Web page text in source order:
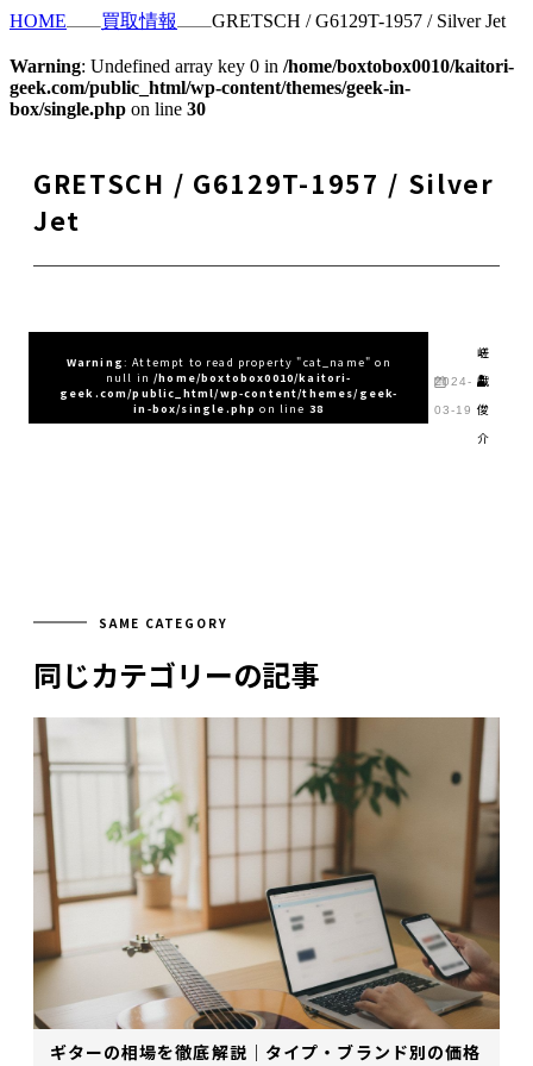
HOME 買取情報 GRETSCH / G6129T-1957 / Silver Jet
Warning: Undefined array key 0 in /home/boxtobox0010/kaitori-
geek.com/public_html/wp-content/themes/geek-in-
box/single.php on line 30
GRETSCH / G6129T-1957 / Silver
Jet
Warning: Attempt to read property "cat_name" on
null in/home/boxtobox0010/kaitori-
geek.com/public_html/wp-content/themes/geek-
in-box/single.php on line 38
2024-
03-19
嵯
峨
俊
介
SAME CATEGORY
同じカテゴリーの記事
ギターの相場を徹底解説｜タイプ・ブランド別の価格